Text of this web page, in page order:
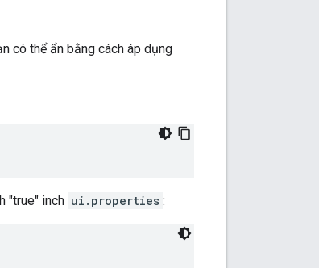
có thể ẩn bằng cách áp dụng
"true" inch ui.properties :